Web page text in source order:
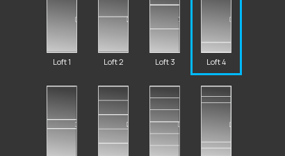
Loft 1 Loft 2 Loft 3 Loft 4